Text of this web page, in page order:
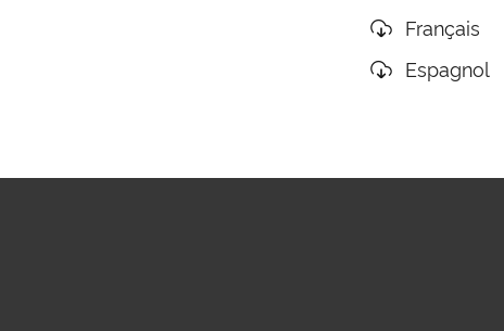
Français
Espagnol